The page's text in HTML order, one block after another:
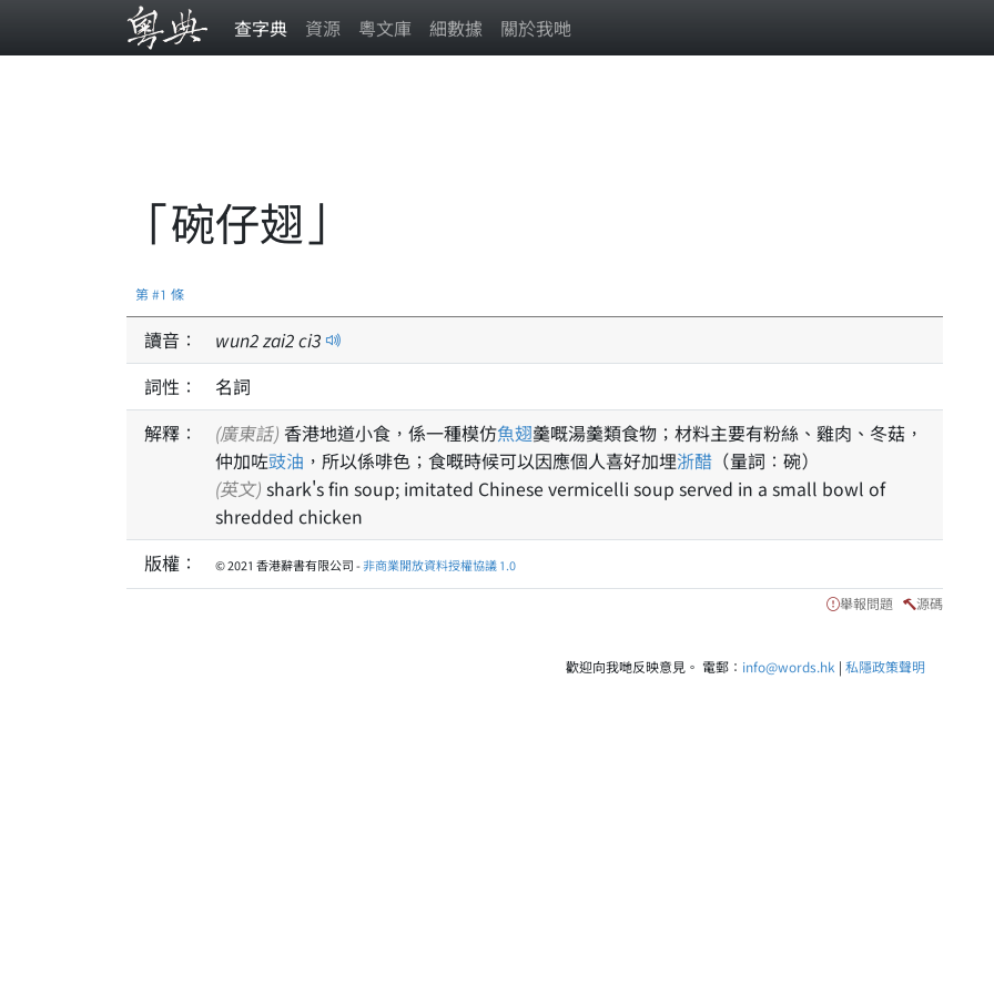
查字典 資源 粵文庫 細數據 關於我哋
「碗仔翅」
第 #1 條
讀音： wun2zai2ci3
詞性：
名詞
解釋：
(廣東話) 香港地道小食，係一種模仿魚翅羹嘅湯羹類食物；材料主要有粉絲、雞肉、冬菇，
仲加咗豉油 ，所以係啡色；食嘅時候可以因應個人喜好加埋浙醋 （量詞：碗）
(英文) shark's fin soup; imitated Chinese vermicelli soup served in a small bowl of
shredded chicken
版權：
© 2021 香港辭書有限公司 -非商業開放資料授權協議 1.0
舉報問題 源碼
歡迎向我哋反映意見。 電郵： info@words.hk | 私隱政策聲明